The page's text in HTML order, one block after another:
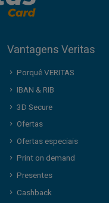
Vantagens Veritas
Porquê VERITAS
IBAN & RIB
3D Secure
Ofertas
Ofertas especiais
Print on demand
Presentes
Cashback